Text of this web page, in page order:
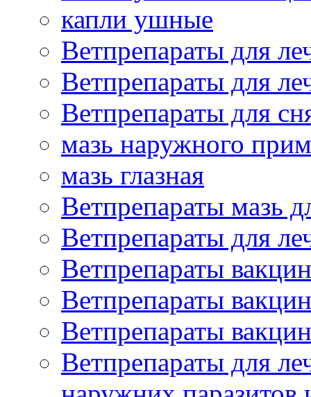
капли ушные
Ветпрепараты для
Ветпрепараты для
Ветпрепараты для
мазь наружного
мазь глазная
Ветпрепараты мазь
Ветпрепараты для
Ветпрепараты
Ветпрепараты
Ветпрепараты
Ветпрепараты для